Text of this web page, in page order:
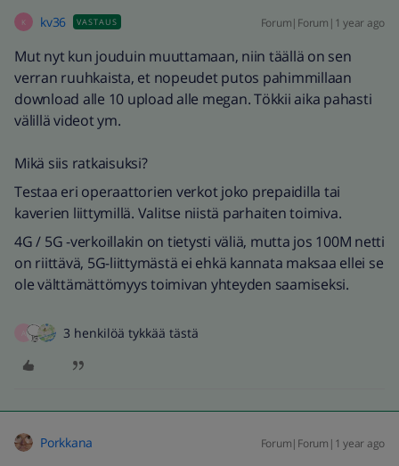
K kv36 VASTAUS Forum|Forum|1 year ago
Mut nyt kun jouduin muuttamaan, niin täällä on sen
verran ruuhkaista, et nopeudet putos pahimmillaan
download alle 10 upload alle megan. Tökkii aika pahasti
välillä videot ym.
Mikä siis ratkaisuksi?
Testaa eri operaattorien verkot joko prepaidilla tai
kaverien liittymillä. Valitse niistä parhaiten toimiva.
4G / 5G -verkoillakin on tietysti väliä, mutta jos 100M netti
on riittävä, 5G-liittymästä ei ehkä kannata maksaa ellei se
ole välttämättömyys toimivan yhteyden saamiseksi.
3 henkilöä tykkää tästä
Porkkana Forum|Forum|1 year ago